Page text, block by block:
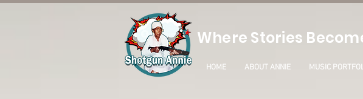
Where Stories
HOME ABOUT ANNIE MUSIC